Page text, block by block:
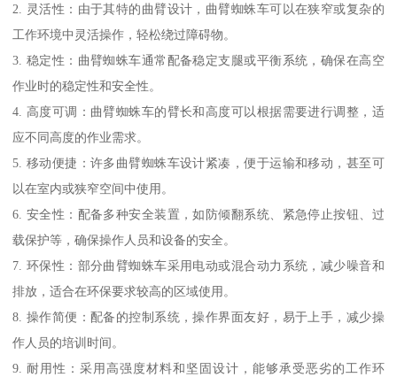
2. 灵活性：由于其特的曲臂设计，曲臂蜘蛛车可以在狭窄或复杂的
工作环境中灵活操作，轻松绕过障碍物。
3. 稳定性：曲臂蜘蛛车通常配备稳定支腿或平衡系统，确保在高空
作业时的稳定性和安全性。
4. 高度可调：曲臂蜘蛛车的臂长和高度可以根据需要进行调整，适
应不同高度的作业需求。
5. 移动便捷：许多曲臂蜘蛛车设计紧凑，便于运输和移动，甚至可
以在室内或狭窄空间中使用。
6. 安全性：配备多种安全装置，如防倾翻系统、紧急停止按钮、过
载保护等，确保操作人员和设备的安全。
7. 环保性：部分曲臂蜘蛛车采用电动或混合动力系统，减少噪音和
排放，适合在环保要求较高的区域使用。
8. 操作简便：配备的控制系统，操作界面友好，易于上手，减少操
作人员的培训时间。
9. 耐用性：采用高强度材料和坚固设计，能够承受恶劣的工作环